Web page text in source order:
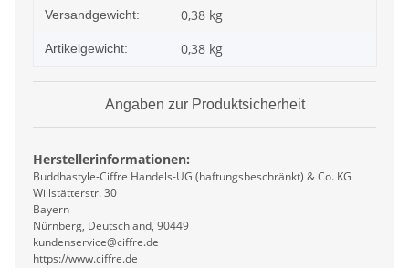
Versandgewicht: 0,38 kg
Artikelgewicht: 0,38 kg
Angaben zur Produktsicherheit
Herstellerinformationen:
Buddhastyle-Ciffre Handels-UG (haftungsbeschränkt) & Co. KG
Willstätterstr. 30
Bayern
Nürnberg, Deutschland, 90449
kundenservice@ciffre.de
https://www.ciffre.de